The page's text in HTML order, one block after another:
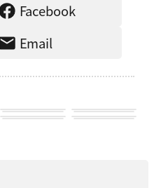
Facebook
Email